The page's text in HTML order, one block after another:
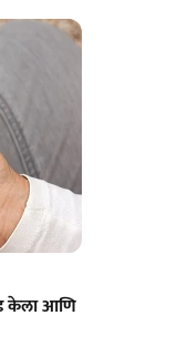
केला आणि